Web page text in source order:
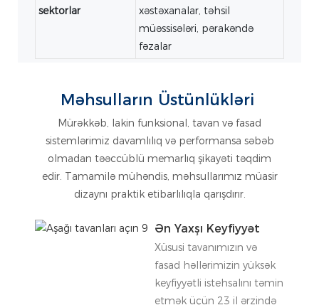
sektorlar
xəstəxanalar, təhsil
müəssisələri, pərakəndə
fəzalar
Məhsulların Üstünlükləri
Mürəkkəb, lakin funksional, tavan və fasad
sistemlərimiz davamlılıq və performansa səbəb
olmadan təəccüblü memarlıq şikayəti təqdim
edir. Tamamilə mühəndis, məhsullarımız müasir
dizaynı praktik etibarlılıqla qarışdırır.
Ən Yaxşı Keyfiyyət
Xüsusi tavanımızın və
fasad həllərimizin yüksək
keyfiyyətli istehsalını təmin
etmək üçün 23 il ərzində